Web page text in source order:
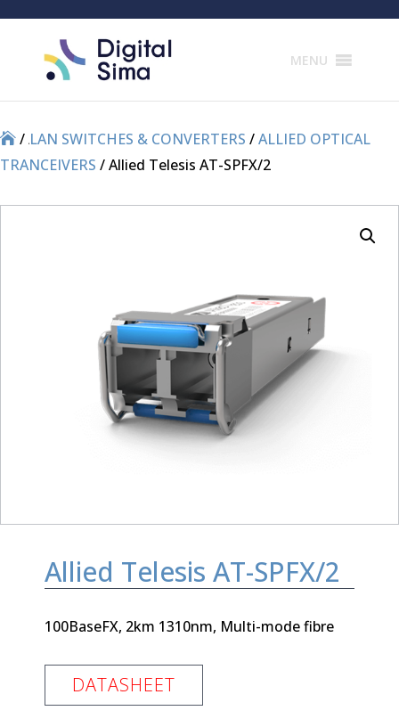
MENU
//LAN SWITCHES & CONVERTERS /ALLIED OPTICAL
TRANCEIVERS / Allied Telesis AT-SPFX/2
Allied Telesis AT-SPFX/2
100BaseFX, 2km 1310nm, Multi-mode fibre
DATASHEET